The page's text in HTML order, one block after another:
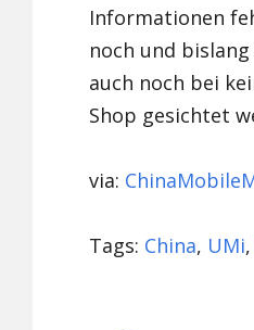
Informationen
noch und
auch noch bei
Shop gesichtet
via:
Tags: China, UMi,